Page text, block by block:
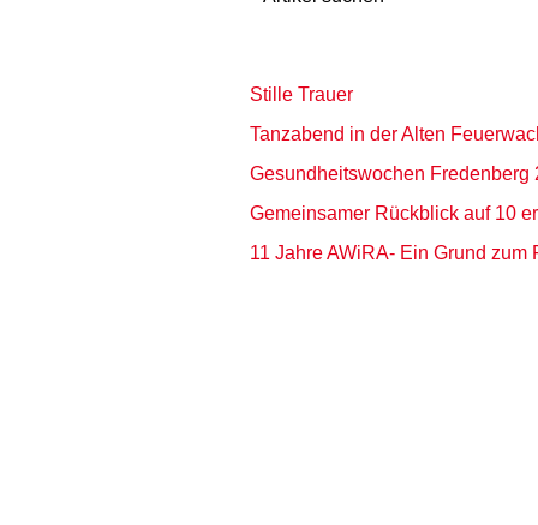
Stille Trauer
Tanzabend in der Alten
Gesundheitswochen Fredenberg
Gemeinsamer Rückblick auf 10
11 Jahre AWiRA- Ein Grund zum